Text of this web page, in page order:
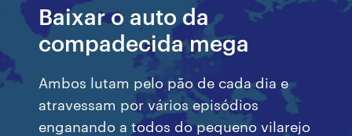
Baixar o auto da
compadecida mega
Ambos lutam pelo pão de cada dia e
atravessam por vários episódios
enganando a todos do pequeno vilarejo